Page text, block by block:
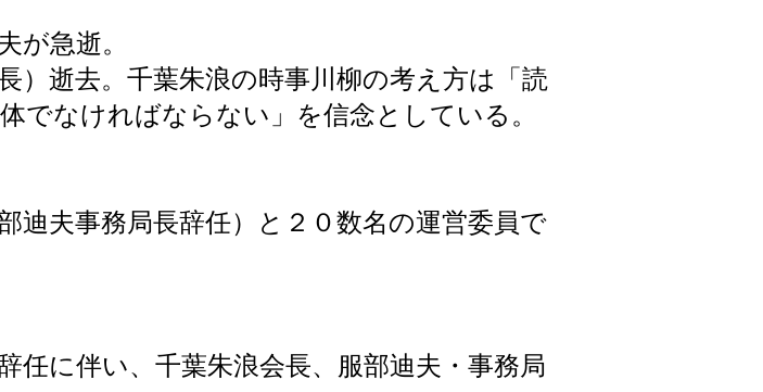
が急逝。
）逝去。千葉朱浪の時事川柳の考え方は「読
でなければならない」を信念としている。
迪夫事務局長辞任）と２０数名の運営委員で
に伴い、千葉朱浪会長、服部迪夫・事務局